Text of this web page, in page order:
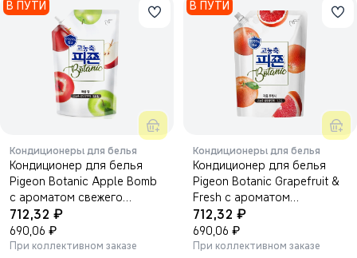
В ПУТИ
Кондиционеры для белья
Кондиционер для белья
Pigeon Botanic Apple Bomb
с ароматом свежего
яблока 1600 мл.
712,32 ₽
690,06 ₽
При коллективном заказе
В ПУТИ
Кондиционеры для белья
Кондиционер для белья
Pigeon Botanic Grapefruit &
Fresh с ароматом
грейпфрута и свежести
1600 мл.
712,32 ₽
690,06 ₽
При коллективном заказе